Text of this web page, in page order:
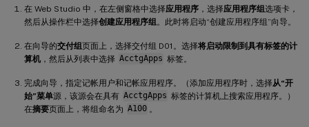
在 Web Studio 中，在左侧窗格中选择应用程序 ，选择应用程序组选项卡，
然后从操作栏中选择创建应用程序组 。此时将启动“创建应用程序组”向导。
在向导的交付组页面上，选择交付组 D01。选择将启动限制到具有标签的计
算机 ，然后从列表中选择 AcctgApps 标签。
完成向导，指定记帐用户和记帐应用程序。（添加应用程序时，选择从“开
始”菜单源，该源会在具有 AcctgApps 标签的计算机上搜索应用程序。）
在摘要页面上，将组命名为 A100 。